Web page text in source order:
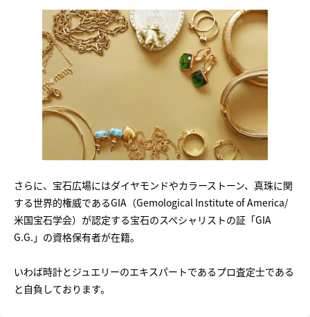
さらに、宝石広場にはダイヤモンドやカラーストーン、真珠に関
する世界的権威であるGIA（Gemological Institute of America/
米国宝石学会）が認定する宝石のスペシャリストの証「GIA
G.G.」の資格保有者が在籍。
いわば時計とジュエリーのエキスパートであるプロ査定士である
と自負しております。